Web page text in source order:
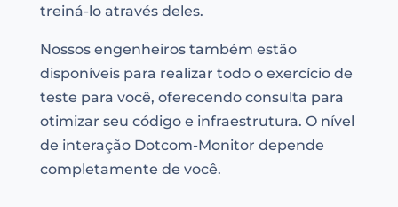
treiná-lo através deles.
Nossos engenheiros também estão
disponíveis para realizar todo o exercício de
teste para você, oferecendo consulta para
otimizar seu código e infraestrutura. O nível
de interação Dotcom-Monitor depende
completamente de você.